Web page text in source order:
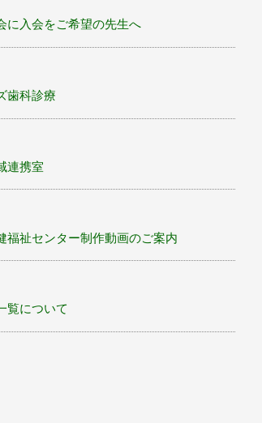
に入会をご希望の先生へ
歯科診療
連携室
福祉センター制作動画のご案内
覧について